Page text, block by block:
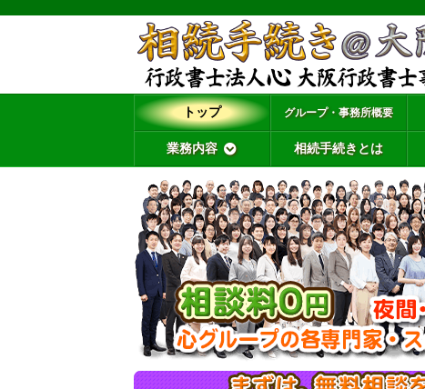
トップ グループ・事務所概要
業務内容 相続手続きとは